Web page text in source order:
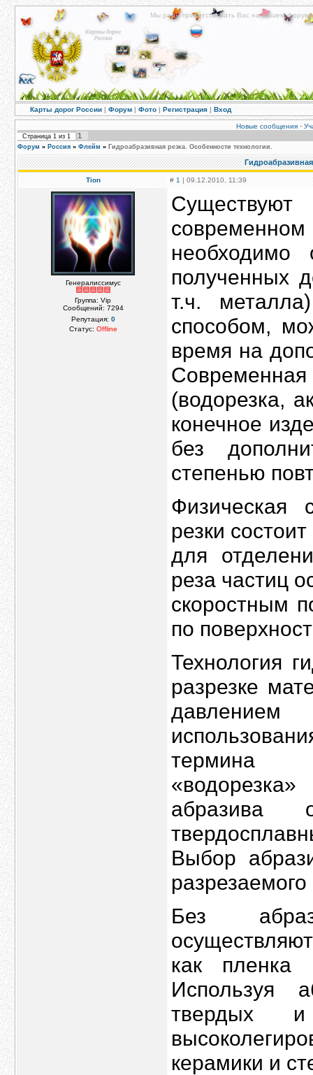
Мы рады приветствовать Вас на нашем
Карты дорог России | Форум | Фото | Регистрация | Вход
Новые сообщения·
Страница 1 из 1 1
Форум » Россия » Флейм » Гидроабразивная резка. Особенности технологии.
Tion # 1 | 09.12.2010, 11:39
Генералиссимус
Группа: Vip
Сообщений: 7294
Репутация: 0
Статус: Offline
Существуют
современном
необходимо
полученных
т.ч.
способом,
время на
Современная
(водорезка,
конечное
без
степенью
Физическая
резки
для
реза частиц
скоростным
по
Технология
разрезке
термина
абразива
Выбор
Без
как пленка
Используя
твердых
керамики и